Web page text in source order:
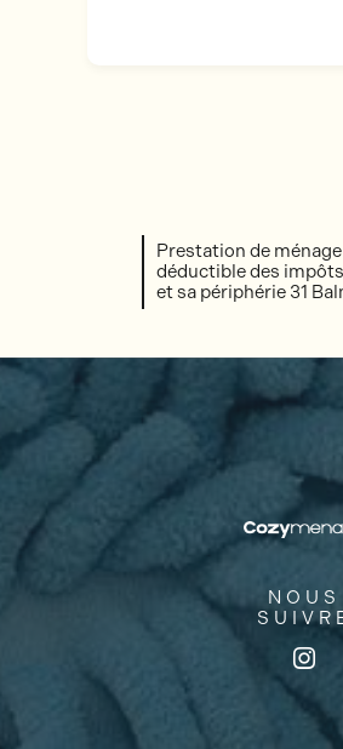
Prestation de
déductible des
et sa périphérie 31
NOUS